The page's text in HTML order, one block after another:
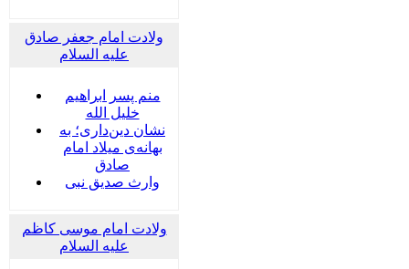
ولادت امام جعفر صادق
علیه السلام
منم پسر ابراهیم
خلیل الله
نشان دین‌داری؛ به
بهانه‌ی میلاد امام
صادق
وارث صدیق نبی
ولادت امام موسی کاظم
علیه السلام